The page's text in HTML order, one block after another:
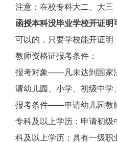
注意：在校专科大二、大三
函授本科没毕业学校开证
可以的，只要学校能开证明
教师资格证报考条件：
报考对象——凡未达到国家
请幼儿园、小学、初级中
报考条件——申请幼儿园教
专科及以上学历；申请初
科及以上学历；具有一级